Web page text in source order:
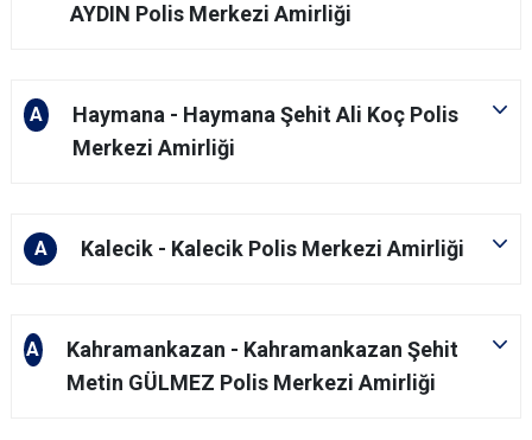
AYDIN Polis Merkezi Amirliği
A
Haymana - Haymana Şehit Ali Koç Polis
Merkezi Amirliği
A Kalecik - Kalecik Polis Merkezi Amirliği
A
Kahramankazan - Kahramankazan Şehit
Metin GÜLMEZ Polis Merkezi Amirliği